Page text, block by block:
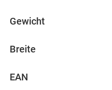
Gewicht
Breite
EAN